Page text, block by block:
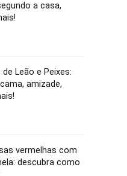
a casa,
Leão e Peixes:
amizade,
vermelhas com
descubra como